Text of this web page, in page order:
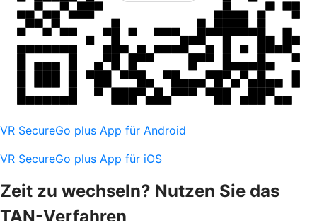
VR SecureGo plus App für Android
VR SecureGo plus App für iOS
Zeit zu wechseln? Nutzen Sie das
TAN-Verfahren